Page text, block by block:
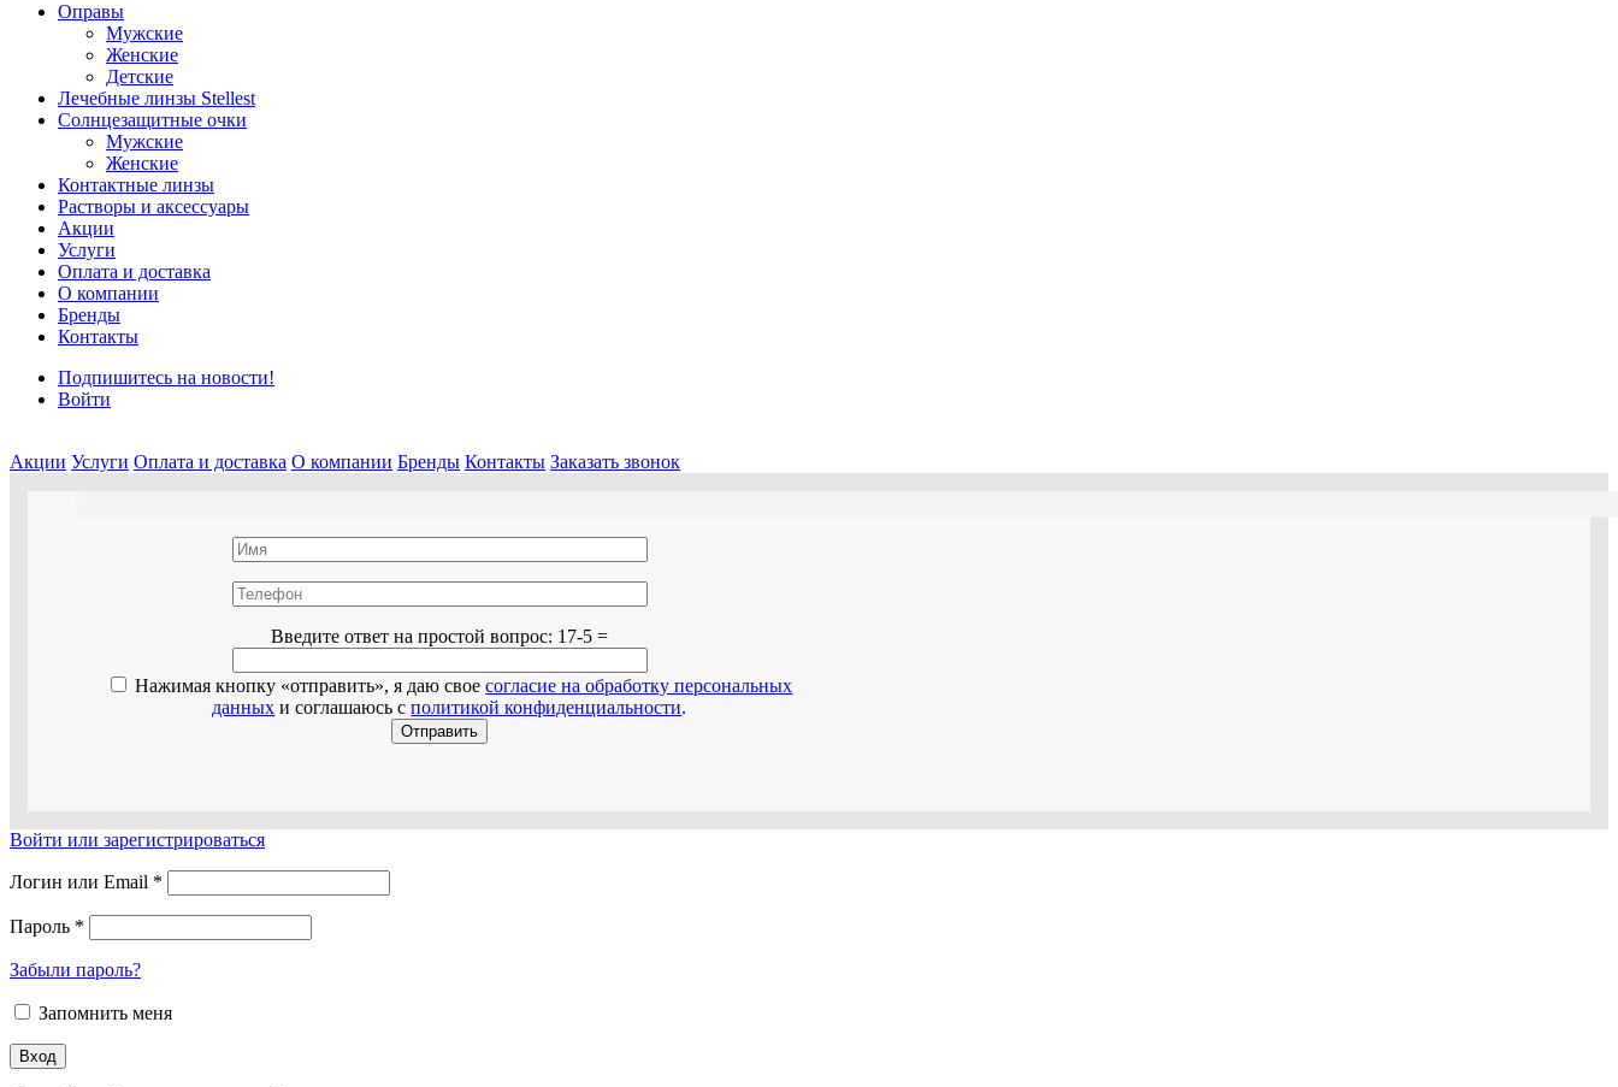
Оправы
Мужские
Женские
Детские
Лечебные линзы Stellest
Солнцезащитные очки
Мужские
Женские
Контактные линзы
Растворы и аксессуары
Акции
Услуги
Оплата и доставка
О компании
Бренды
Контакты
Подпишитесь на новости!
Войти
Акции Услуги Оплата и доставка О компании Бренды Контакты Заказать звонок
Введите ответ на простой вопрос: 17-5 =
Нажимая кнопку «отправить», я даю своесогласие на обработку персональных
данных и соглашаюсь сполитикой конфиденциальности.
Войти или зарегистрироваться
Логин или Email *
Пароль *
Забыли пароль?
Запомнить меня
Вход